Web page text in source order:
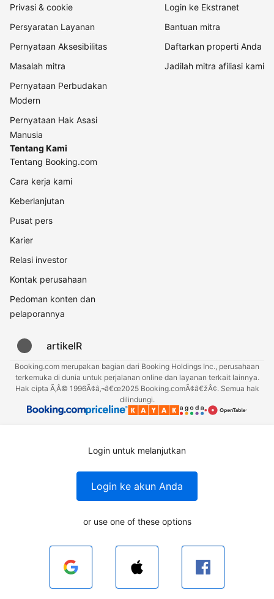
Privasi & cookie
Persyaratan Layanan
Pernyataan Aksesibilitas
Masalah mitra
Pernyataan Perbudakan
Modern
Pernyataan Hak Asasi
Manusia
Login ke Ekstranet
Bantuan mitra
Daftarkan properti Anda
Jadilah mitra afiliasi kami
Tentang Kami
Tentang Booking.com
Cara kerja kami
Keberlanjutan
Pusat pers
Karier
Relasi investor
Kontak perusahaan
Pedoman konten dan
pelaporannya
artikelR
Booking.com merupakan bagian dari Booking Holdings Inc., perusahaan
terkemuka di dunia untuk perjalanan online dan layanan terkait lainnya.
Hak cipta Ã‚Â© 1996Ã¢â‚¬â€œ2025 Booking.comÃ¢â€žÂ¢. Semua hak
dilindungi.
Login untuk melanjutkan
Login ke akun Anda
or use one of these options